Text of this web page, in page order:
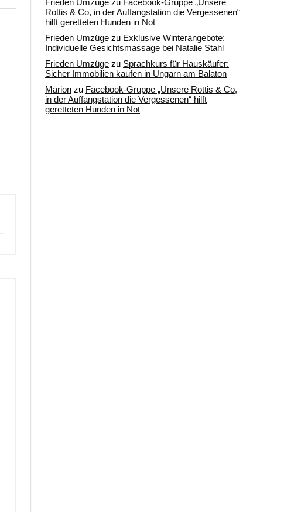
Frieden Umzüge zu Facebook-Gruppe „Unsere
Rottis & Co, in der Auffangstation die Vergessenen“
hilft geretteten Hunden in Not
Frieden Umzüge zu Exklusive Winterangebote:
Individuelle Gesichtsmassage bei Natalie Stahl
Frieden Umzüge zu Sprachkurs für Hauskäufer:
Sicher Immobilien kaufen in Ungarn am Balaton
Marion zu Facebook-Gruppe „Unsere Rottis & Co,
in der Auffangstation die Vergessenen“ hilft
geretteten Hunden in Not